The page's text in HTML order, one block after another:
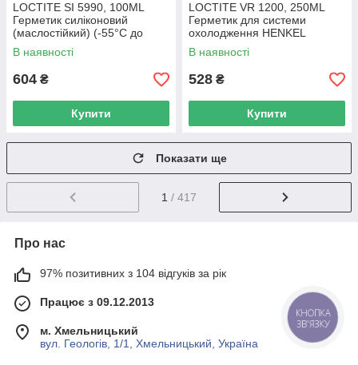
LOCTITE SI 5990, 100ML
Герметик силіконовий
(маслостійкий) (-55°C до
+350°C) HENKEL 2064108
UA62
В наявності
604 ₴
Купити
LOCTITE VR 1200, 250ML
Герметик для системи
охолодження HENKEL
1147374 UA62
В наявності
528 ₴
Купити
Показати ще
1 / 417
Про нас
97% позитивних з 104 відгуків за рік
Працює з 09.12.2013
м. Хмельницький
вул. Геологів, 1/1, Хмельницький, Україна
КНОПКА
ЗВ'ЯЗКУ